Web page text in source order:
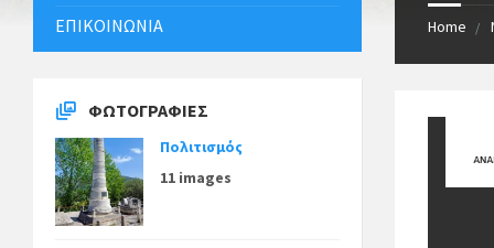
Home
ΕΠΙΚΟΙΝΩΝΊΑ
ΦΩΤΟΓΡΑΦΊΕΣ
Πολιτισμός
11 images